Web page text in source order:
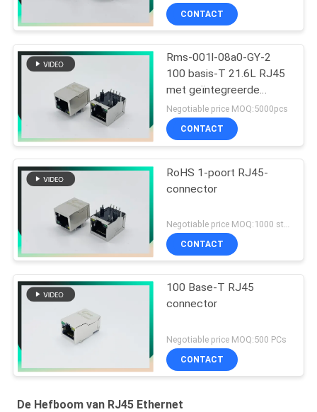
PHCONN
CONTACT
Rms-001l-08a0-GY-2
100 basis-T 21.6L RJ45
met geïntegreerde
magnetics met G/Y LEDs
Negotiable price MOQ:5000pcs
CONTACT
RoHS 1-poort RJ45-
connector
Negotiable price MOQ:1000 stuks
CONTACT
100 Base-T RJ45
connector
Negotiable price MOQ:500 PCs
CONTACT
De Hefboom van RJ45 Ethernet